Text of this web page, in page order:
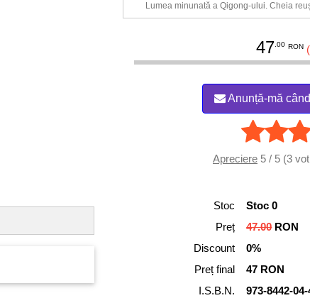
Lumea minunată a Qigong-ului. Cheia
47.00 RON
Anunță-mă
Apreciere5 / 5 (3
Stoc
Stoc 0
Preț
47.00RON
Discount
0%
Preț final
47 RON
I.S.B.N.
973-8442-04-